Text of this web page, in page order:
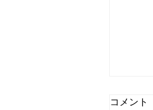
コメント